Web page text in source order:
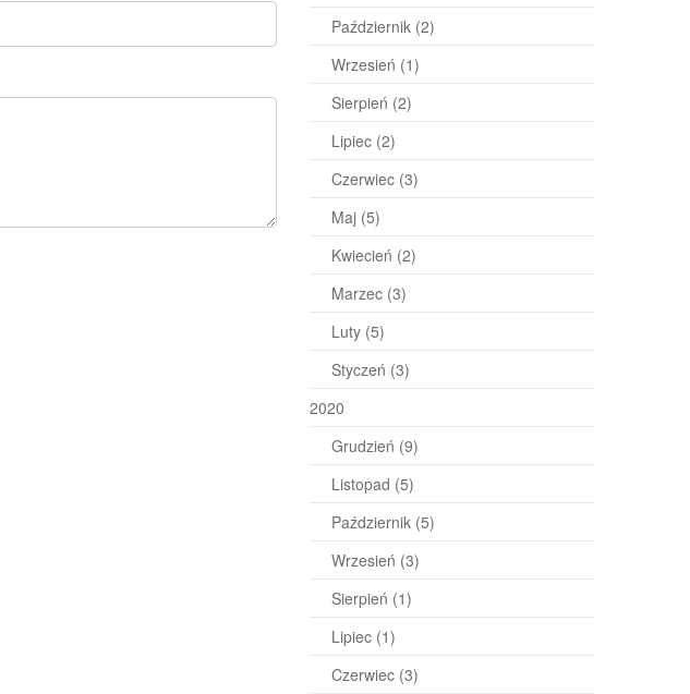
Październik (2)
Wrzesień (1)
Sierpień (2)
Lipiec (2)
Czerwiec (3)
Maj (5)
Kwiecień (2)
Marzec (3)
Luty (5)
Styczeń (3)
2020
Grudzień (9)
Listopad (5)
Październik (5)
Wrzesień (3)
Sierpień (1)
Lipiec (1)
Czerwiec (3)